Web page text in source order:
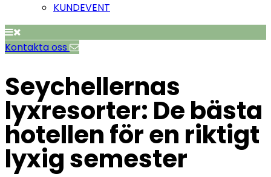
KUNDEVENT
Kontakta oss
Seychellernas
lyxresorter: De bästa
hotellen för en riktigt
lyxig semester